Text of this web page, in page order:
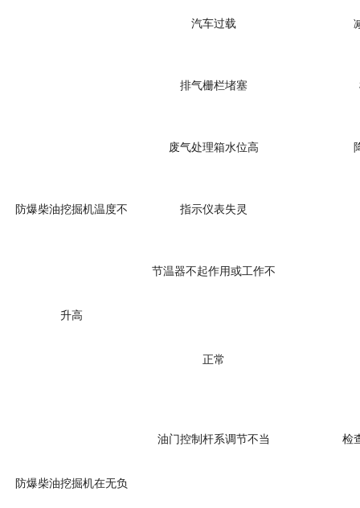
汽车过载
排气栅栏堵塞
废气处理箱水位高
防爆柴油挖掘机温度不 指示仪表失灵
节温器不起作用或工作不
升高
正常
油门控制杆系调节不当 检
防爆柴油挖掘机在无负